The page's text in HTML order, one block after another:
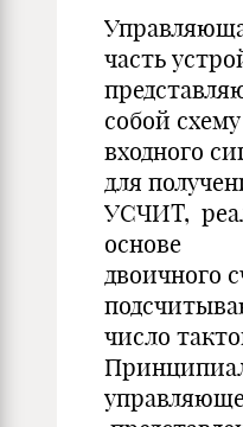
часть
собой
входного
для
УСЧИТ,
основе
двоичного
число